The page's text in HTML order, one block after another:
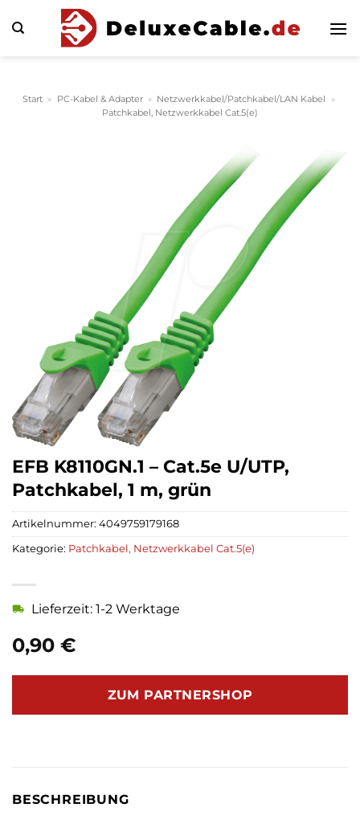
Inhalt
Start » PC-Kabel & Adapter » Netzwerkkabel/Patchkabel/LAN Kabel
»
Patchkabel, Netzwerkkabel Cat.5(e)
EFB K8110GN.1 – Cat.5e U/UTP,
Patchkabel, 1 m, grün
0,90 €
Lieferzeit: 1-2 Werktage
ZUM PARTNERSHOP
Artikelnummer: 4049759179168
Kategorie: Patchkabel, Netzwerkkabel Cat.5(e)
BESCHREIBUNG